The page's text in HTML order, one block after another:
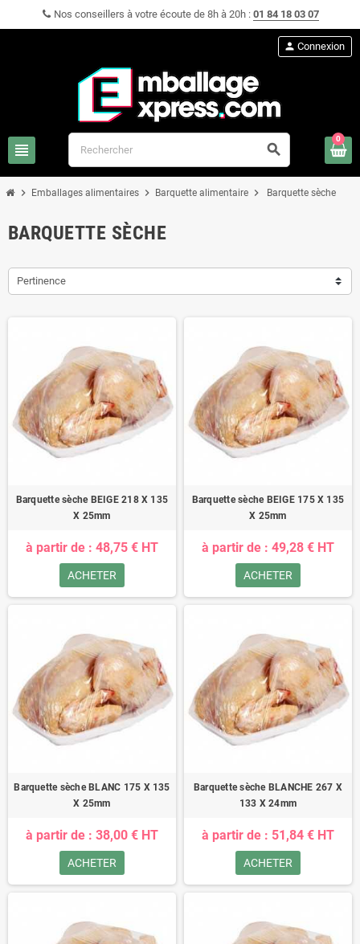
Nos conseillers à votre écoute de 8h à 20h : 01 84 18 03 07
view_headline search
person Connexion
0
chevron_right Emballages alimentaires chevron_right Barquette alimentaire chevron_right Barquette sèche
BARQUETTE SÈCHE
Pertinence
Barquette sèche BEIGE 218 X 135
X 25mm
à partir de : 48,75 € HT
ACHETER
Barquette sèche BEIGE 175 X 135
X 25mm
à partir de : 49,28 € HT
ACHETER
Barquette sèche BLANC 175 X 135
X 25mm
à partir de : 38,00 € HT
ACHETER
Barquette sèche BLANCHE 267 X
133 X 24mm
à partir de : 51,84 € HT
ACHETER